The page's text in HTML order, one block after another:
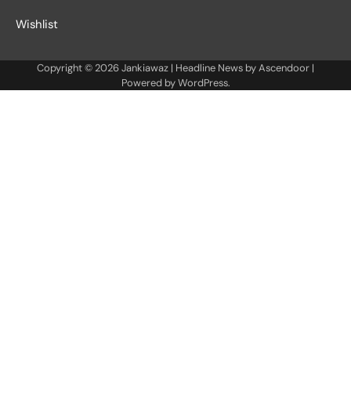
Wishlist
Copyright © 2026Jankiawaz | Headline News byAscendoor |
Powered byWordPress.